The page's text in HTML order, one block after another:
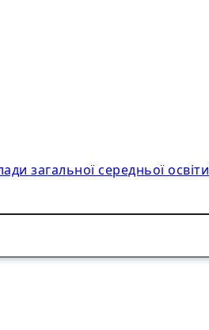
загальної середньої освіти